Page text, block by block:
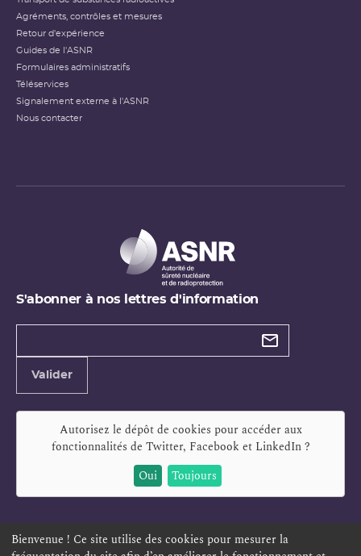
Agréments, contrôles et mesures
Retour d'expérience
Guides de l'ASNR
Formulaires administratifs
Téléservices
Signalement externe à l'ASNR
Nous contacter
S'abonner à nos lettres d'information
Types de
Valider
Autorisez le dépôt de cookies pour accéder aux
fonctionnalités de Twitter, Facebook et LinkedIn?
Oui
Toujours
Bienvenue ! Ce site utilise des cookies pour mesurer la